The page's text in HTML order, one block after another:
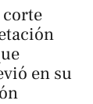
en su